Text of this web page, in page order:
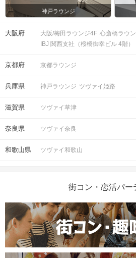
神戸ラウンジ
大阪府 大阪/梅田ラウンジ4F 心斎橋ラウ
IBJ 関西支社（桜橋御幸ビル 4階）
京都府 京都ラウンジ
兵庫県 神戸ラウンジ ツヴァイ姫路
滋賀県 ツヴァイ草津
奈良県 ツヴァイ奈良
和歌山県 ツヴァイ和歌山
街コン・恋活パー